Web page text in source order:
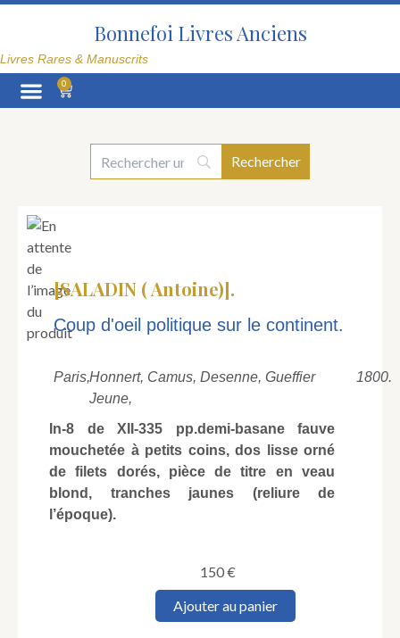
Aller
Bonnefoi Livres Anciens
Livres Rares & Manuscrits
0
Panier
[SALADIN ( Antoine)].
Coup d'oeil politique sur le continent.
Paris,Honnert, Camus, Desenne, Gueffier
Jeune,
1800.
In-8 de XII-335 pp.demi-basane fauve
mouchetée à petits coins, dos lisse orné
de filets dorés, pièce de titre en veau
blond, tranches jaunes (reliure de
l’époque).
150€
quantitéAjouter au panier